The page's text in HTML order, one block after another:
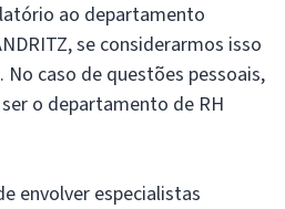
ao departamento
se considerarmos isso
No caso de questões pessoais,
o departamento de RH
envolver especialistas